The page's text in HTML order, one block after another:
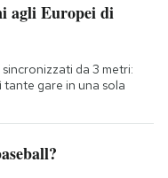
agli Europei di
da 3 metri:
gare in una sola